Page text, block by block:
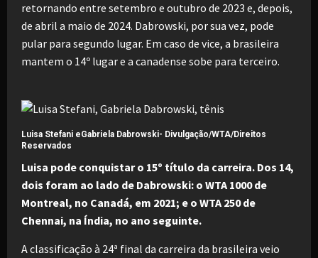
retornando entre setembro e outubro de 2023 e, depois,
de abril a maio de 2024. Dabrowski, por sua vez, pode
pular para segundo lugar. Em caso de vice, a brasileira
mantem o 14º lugar e a canadense sobe para terceiro.
Luisa Stefani eGabriela Dabrowski- Divulgação/WTA/Direitos
Reservados
Luisa pode conquistar o 15º título da carreira. Dos 14,
dois foram ao lado de Dabrowski: o WTA 1000 de
Montreal, no Canadá, em 2021; e o WTA 250 de
Chennai, na Índia, no ano seguinte.
A classificação à 24ª final da carreira da brasileira veio